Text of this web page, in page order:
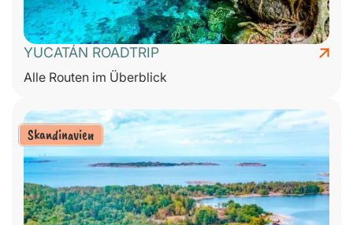
YUCATÁN ROADTRIP
Alle Routen im Überblick
Skandinavien